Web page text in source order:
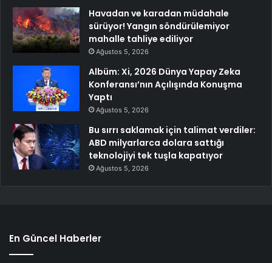
Havadan ve karadan müdahale
sürüyor! Yangın söndürülemiyor
mahalle tahliye ediliyor
Ağustos 5, 2026
Albüm: Xi, 2026 Dünya Yapay Zeka
Konferansı’nın Açılışında Konuşma
Yaptı
Ağustos 5, 2026
Bu sırrı saklamak için talimat verdiler:
ABD milyarlarca dolara sattığı
teknolojiyi tek tuşla kapatıyor
Ağustos 5, 2026
En Güncel Haberler